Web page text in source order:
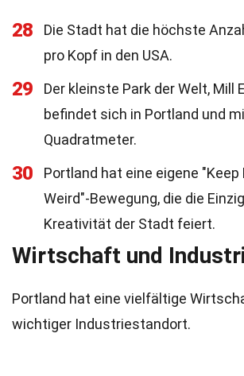
28
Die Stadt hat die höchste
pro Kopf in den USA.
29
Der kleinste Park der Welt, Mill
befindet sich in Portland und
Quadratmeter.
30
Portland hat eine eigene "Keep
Weird"-Bewegung, die die
Kreativität der Stadt feiert.
Wirtschaft und
Portland hat eine vielfältige
wichtiger Industriestandort.